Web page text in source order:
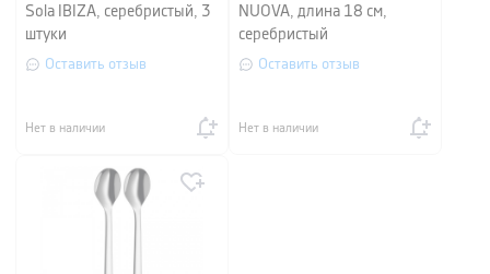
Sola IBIZA, серебристый, 3
штуки
Оставить отзыв
Нет в наличии
NUOVA, длина 18 см,
серебристый
Оставить отзыв
Нет в наличии